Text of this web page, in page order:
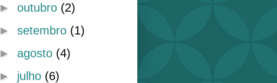
► outubro (2)
► setembro (1)
► agosto (4)
► julho (6)